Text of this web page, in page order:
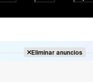
Eliminar anuncios